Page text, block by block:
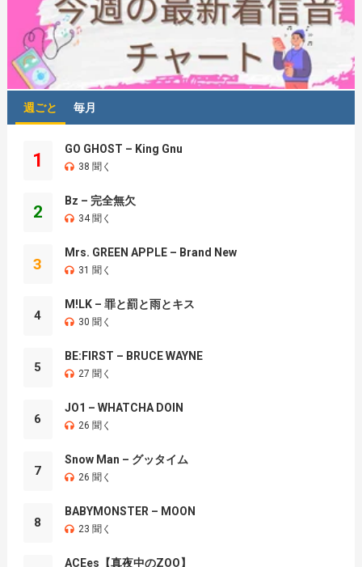
週ごと 毎月
1
GO GHOST – King Gnu
38 聞く
2
Bz – 完全無欠
34 聞く
3
Mrs. GREEN APPLE – Brand New
31 聞く
4
M!LK – 罪と罰と雨とキス
30 聞く
5
BE:FIRST – BRUCE WAYNE
27 聞く
6
JO1 – WHATCHA DOIN
26 聞く
7
Snow Man – グッタイム
26 聞く
8
BABYMONSTER – MOON
23 聞く
ACEes【真夜中のZOO】